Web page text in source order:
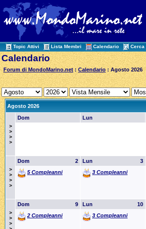
Topic Attivi Lista Membri Calendario Cerca
Calendario
Forum di MondoMarino.net :Calendario : Agosto 2026
Agosto 2026
>
>
>
>
Dom Lun
>
>
>
>
2
Dom
5 Compleanni
3
Lun
3 Compleanni
>
>
>
9
Dom
2 Compleanni
10
Lun
3 Compleanni